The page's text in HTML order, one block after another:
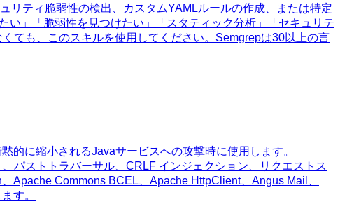
リティ脆弱性の検出、カスタムYAMLルールの作成、または特定
」「脆弱性を見つけたい」「スタティック分析」「セキュリテ
ても、このスキルを使用してください。Semgrepは30以上の言
的に縮小されるJavaサービスへの攻撃時に使用します。
パストトラバーサル、CRLF インジェクション、リクエストス
Apache Commons BCEL、Apache HttpClient、Angus Mail、
す。